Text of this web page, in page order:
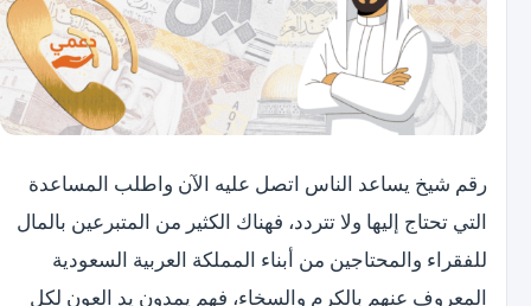
رقم شيخ يساعد الناس اتصل عليه الآن واطلب المساعدة
التي تحتاج إليها ولا تتردد، فهناك الكثير من المتبرعين بالمال
للفقراء والمحتاجين من أبناء المملكة العربية السعودية
المعروف عنهم بالكرم والسخاء، فهم يمدون يد العون لكل